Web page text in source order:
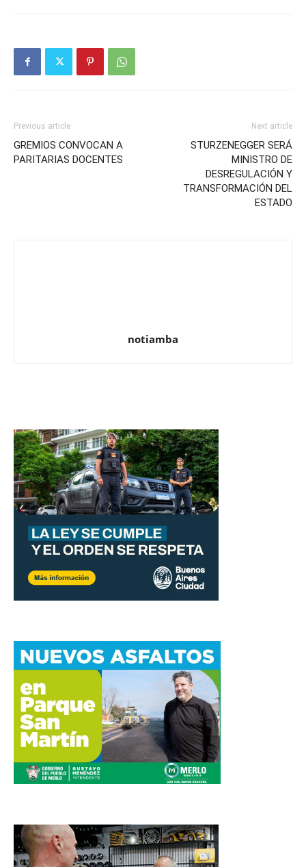
Previous article
GREMIOS CONVOCAN A
PARITARIAS DOCENTES
Next article
STURZENEGGER SERÁ
MINISTRO DE
DESREGULACIÓN Y
TRANSFORMACIÓN DEL
ESTADO
notiamba